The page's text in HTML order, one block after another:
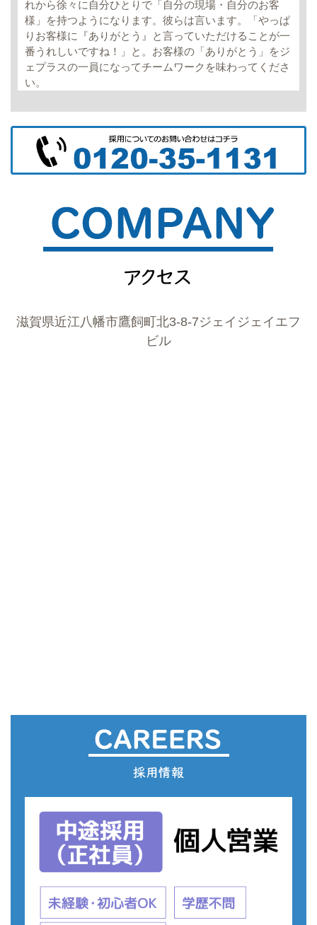
れから徐々に自分ひとりで「自分の現場・自分のお客
様」を持つようになります。彼らは言います。「やっぱ
りお客様に『ありがとう』と言っていただけることが一
番うれしいですね！」と。お客様の「ありがとう」をジ
ェプラスの一員になってチームワークを味わってくださ
い。
滋賀県近江八幡市鷹飼町北3-8-7ジェイジェイエフ
ビル